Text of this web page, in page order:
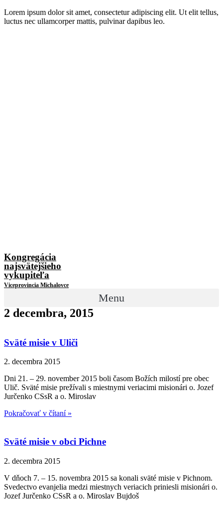
Lorem ipsum dolor sit amet, consectetur adipiscing elit. Ut elit tellus,
luctus nec ullamcorper mattis, pulvinar dapibus leo.
Kongregácia
najsvätejšieho
vykupiteľa
Viceprovincia Michalovce
Menu
2 decembra, 2015
Sväté misie v Uliči
2. decembra 2015
Dni 21. – 29. november 2015 boli časom Božích milostí pre obec
Ulič. Sväté misie prežívali s miestnymi veriacimi misionári o. Jozef
Jurčenko CSsR a o. Miroslav
Pokračovať v čítaní »
Sväté misie v obci Pichne
2. decembra 2015
V dňoch 7. – 15. novembra 2015 sa konali sväté misie v Pichnom.
Svedectvo evanjelia medzi miestnych veriacich priniesli misionári o.
Jozef Jurčenko CSsR a o. Miroslav Bujdoš